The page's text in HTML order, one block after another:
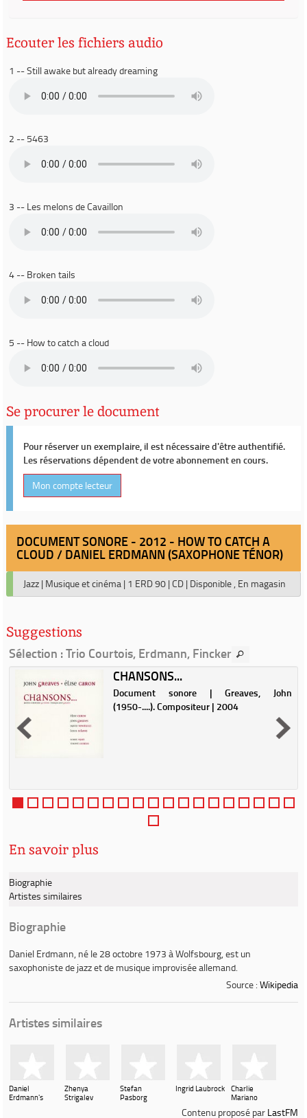
Ecouter les fichiers audio
1 -- Still awake but already dreaming
2 -- 5463
3 -- Les melons de Cavaillon
4 -- Broken tails
5 -- How to catch a cloud
Se procurer le document
Pour réserver un exemplaire, il est nécessaire d'être authentifié.
Les réservations dépendent de votre abonnement en cours.
Mon compte lecteur
DOCUMENT SONORE - 2012 - HOW TO CATCH A
CLOUD / DANIEL ERDMANN (SAXOPHONE TÉNOR)
Jazz | Musique et cinéma | 1 ERD 90 | CD | Disponible , En magasin
Suggestions
Sélection : Trio Courtois, Erdmann, Fincker
CHANSONS...
Document sonore | Greaves, John
(1950-....). Compositeur | 2004
En savoir plus
Biographie
Artistes similaires
Biographie
Daniel Erdmann, né le 28 octobre 1973 à Wolfsbourg, est un
saxophoniste de jazz et de musique improvisée allemand.
Source : Wikipedia
Artistes similaires
Daniel
Erdmann's
Zhenya
Strigalev
Stefan
Pasborg
Ingrid Laubrock Charlie
Mariano
Contenu proposé par LastFM